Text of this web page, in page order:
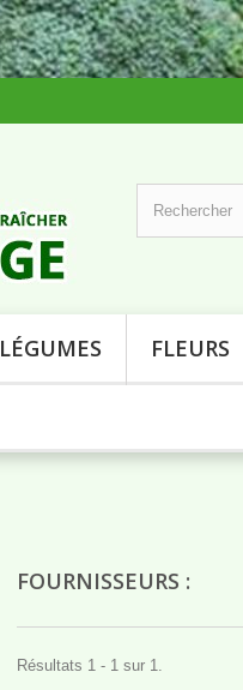
LÉGUMES FLEURS
FOURNISSEURS :
Résultats 1 - 1 sur 1.